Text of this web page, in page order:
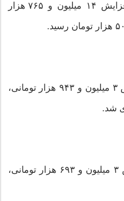
سکه امامی امروز با افزایش ۱۴ میلیون و ۷۶۵ هزار
نیم سکه امروز با افزایش ۳ میلیون و ۹۴۳ هزار تومانی،
ربع سکه امروز با افزایش ۳ میلیون و ۶۹۳ هزار تومانی،